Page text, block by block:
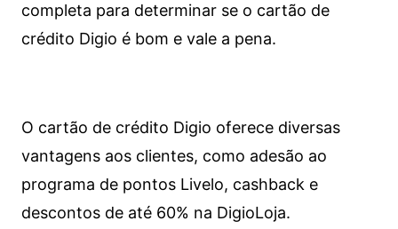
completa para determinar se o cartão de
crédito Digio é bom e vale a pena.
O cartão de crédito Digio oferece diversas
vantagens aos clientes, como adesão ao
programa de pontos Livelo, cashback e
descontos de até 60% na DigioLoja.